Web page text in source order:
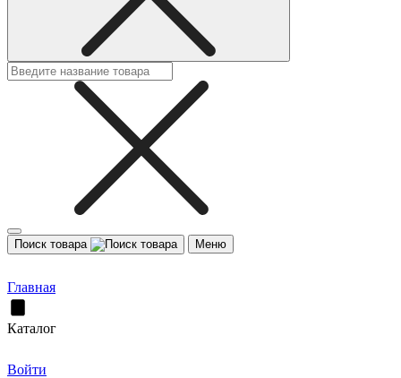
Поиск товара Меню
Главная
Каталог
Войти